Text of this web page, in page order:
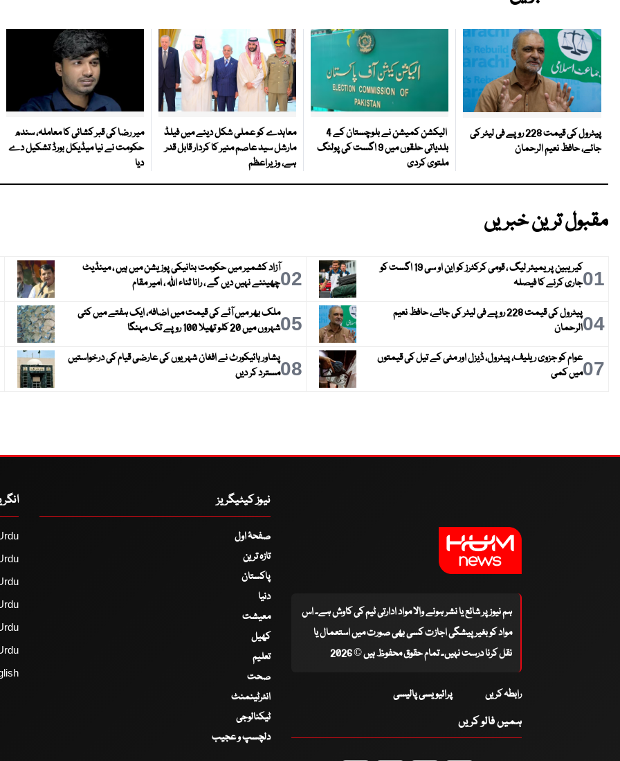
پیٹرول کی قیمت 228 روپے فی لیٹر کی
جائے، حافظ نعیم الرحمان
الیکشن کمیشن نے بلوچستان کے 4
بلدیاتی حلقوں میں 9 اگست کی پولنگ
ملتوی کردی
معاہدے کو عملی شکل دینے میں فیلڈ
مارشل سید عاصم منیر کا کردار قابل قدر
ہے، وزیراعظم
میر رضا کی قبر کشائی کا معاملہ، سندھ
حکومت نے نیا میڈیکل بورڈ تشکیل دے
دیا
مقبول ترین خبریں
01
کیریبین پریمیئر لیگ ، قومی کرکٹرز کو این او سی 19 اگست کو
جاری کرنے کا فیصلہ
02آزاد کشمیر میں حکومت بنانیکی پوزیشن میں ہیں ، مینڈیٹ
چھیننے نہیں دیں گے ، رانا ثناء اللہ ، امیر مقام
04
پیٹرول کی قیمت 228 روپے فی لیٹر کی جائے، حافظ نعیم
الرحمان
05ملک بھر میں آٹے کی قیمت میں اضافہ، ایک ہفتے میں کئی
شہروں میں 20 کلو تھیلا 100 روپے تک مہنگا
07عوام کو جزوی ریلیف، پیٹرول، ڈیزل اور مٹی کے تیل کی قیمتوں
میں کمی
08پشاور ہائیکورٹ نے افغان شہریوں کی عارضی قیام کی درخواستیں
مسترد کر دیں
ہم نیوز پر شائع یا نشر ہونے والا مواد ادارتی ٹیم کی کاوش ہے۔ اس
مواد کو بغیر پیشگی اجازت کسی بھی صورت میں استعمال یا
نقل کرنا درست نہیں۔ تمام حقوق محفوظ ہیں © 2026
رابطہ کریں پرائیویسی پالیسی
ہمیں فالو کریں
نیوز کیٹیگریز
صفحۂ اول
تازہ ترین
پاکستان
دنیا
معیشت
کھیل
تعلیم
صحت
انٹرٹینمنٹ
ٹیکنالوجی
دلچسپ و عجیب